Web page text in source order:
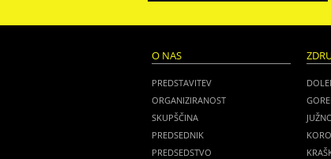
O NAS
PREDSTAVITEV
ORGANIZIRANOST
SKUPŠČINA
PREDSEDNIK
PREDSEDSTVO